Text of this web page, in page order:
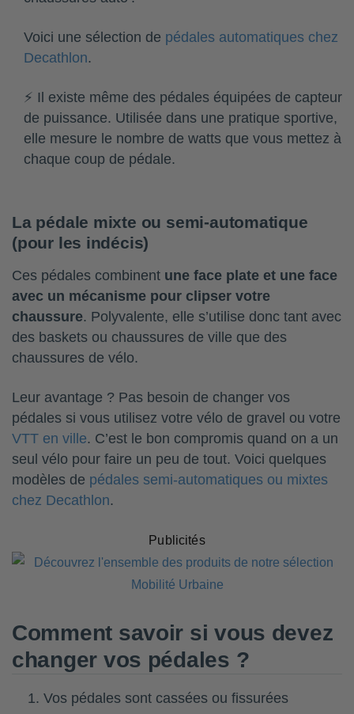
Voici une sélection de pédales automatiques chez
Decathlon.
⚡ Il existe même des pédales équipées de capteur
de puissance. Utilisée dans une pratique sportive,
elle mesure le nombre de watts que vous mettez à
chaque coup de pédale.
La pédale mixte ou semi-automatique
(pour les indécis)
Ces pédales combinent une face plate et une face
avec un mécanisme pour clipser votre
chaussure. Polyvalente, elle s’utilise donc tant avec
des baskets ou chaussures de ville que des
chaussures de vélo.
Leur avantage ? Pas besoin de changer vos
pédales si vous utilisez votre vélo de gravel ou votre
VTT en ville. C’est le bon compromis quand on a un
seul vélo pour faire un peu de tout. Voici quelques
modèles de pédales semi-automatiques ou mixtes
chez Decathlon.
Publicités
Comment savoir si vous devez
changer vos pédales ?
Vos pédales sont cassées ou fissurées